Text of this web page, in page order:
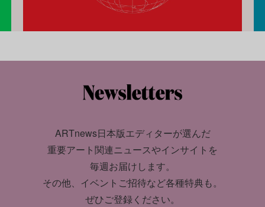
ARTnews日本版エディターが選んだ
重要アート関連ニュースやインサイトを
毎週お届けします。
その他、イベントご招待など各種特典も。
ぜひご登録ください。